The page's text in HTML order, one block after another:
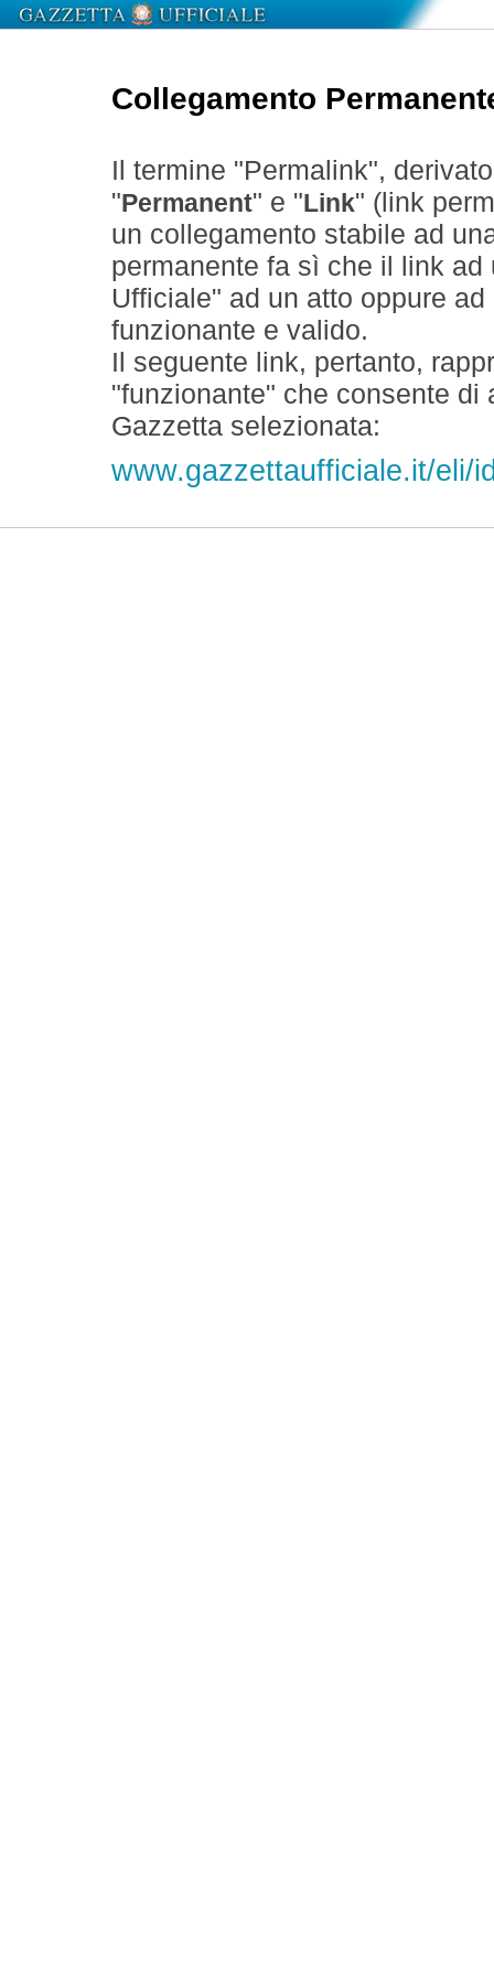
Collegamento
Il termine "Permalink",
" Permanent" e " Link" (link
un collegamento stabile ad
permanente fa sì che il link
Ufficiale" ad un atto oppure
funzionante e valido.
Il seguente link, pertanto,
"funzionante" che consente
Gazzetta selezionata:
www.gazzettaufficiale.it/eli/